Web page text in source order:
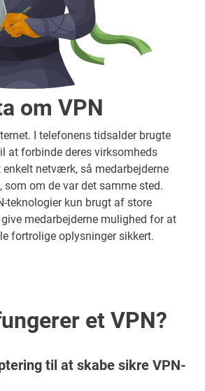
om VPN
I telefonens tidsalder brugte
at forbinde deres virksomheds
netværk, så medarbejderne
som om de var det samme sted.
teknologier kun brugt af store
medarbejderne mulighed for at
fortrolige oplysninger sikkert.
et VPN?
til at skabe sikre VPN-